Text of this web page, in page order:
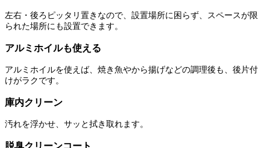
左右・後ろピッタリ置きなので、設置場所に困らず、スペースが限
られた場所にも設置できます。
アルミホイルも使える
アルミホイルを使えば、焼き魚やから揚げなどの調理後も、後片付
けがラクです。
庫内クリーン
汚れを浮かせ、サッと拭き取れます。